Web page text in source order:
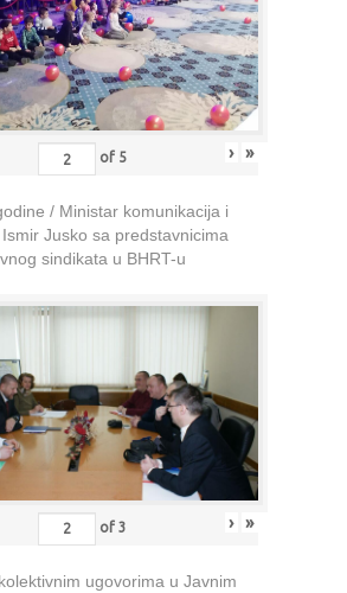
of 5 › »
/ Ministar komunikacija i
Jusko sa predstavnicima
sindikata u BHRT-u
of 3 › »
ugovorima u Javnim